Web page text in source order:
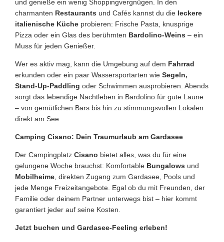
und genieße ein wenig Shoppingvergnügen. In den
charmanten Restaurants und Cafés kannst du die leckere
italienische Küche probieren: Frische Pasta, knusprige
Pizza oder ein Glas des berühmten Bardolino-Weins – ein
Muss für jeden Genießer.
Wer es aktiv mag, kann die Umgebung auf dem Fahrrad
erkunden oder ein paar Wassersportarten wie Segeln,
Stand-Up-Paddling oder Schwimmen ausprobieren. Abends
sorgt das lebendige Nachtleben in Bardolino für gute Laune
– von gemütlichen Bars bis hin zu stimmungsvollen Lokalen
direkt am See.
Camping Cisano: Dein Traumurlaub am Gardasee
Der Campingplatz Cisano bietet alles, was du für eine
gelungene Woche brauchst: Komfortable Bungalows und
Mobilheime , direkten Zugang zum Gardasee, Pools und
jede Menge Freizeitangebote. Egal ob du mit Freunden, der
Familie oder deinem Partner unterwegs bist – hier kommt
garantiert jeder auf seine Kosten.
Jetzt buchen und Gardasee-Feeling erleben!